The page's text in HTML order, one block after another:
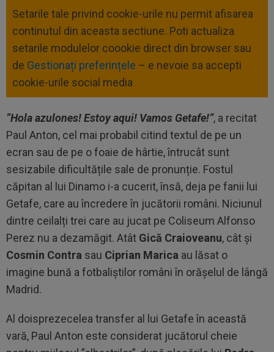
Setarile tale privind cookie-urile nu permit afisarea
continutul din aceasta sectiune. Poti actualiza
setarile modulelor coookie direct din browser sau
de Gestionați preferințele – e nevoie sa accepti
cookie-urile social media
”Hola azulones! Estoy aqui! Vamos Getafe!”, a recitat
Paul Anton, cel mai probabil citind textul de pe un
ecran sau de pe o foaie de hârtie, întrucât sunt
sesizabile dificultățile sale de pronunție. Fostul
căpitan al lui Dinamo i-a cucerit, însă, deja pe fanii lui
Getafe, care au încredere în jucătorii români. Niciunul
dintre ceilalți trei care au jucat pe Coliseum Alfonso
Perez nu a dezamăgit. Atât Gică Craioveanu, cât și
Cosmin Contra sau Ciprian Marica au lăsat o
imagine bună a fotbaliștilor români în orășelul de lângă
Madrid.
Al doisprezecelea transfer al lui Getafe în această
vară, Paul Anton este considerat jucătorul cheie